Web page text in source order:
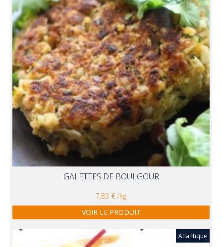
GALETTES DE BOULGOUR
7,83 € /kg
VOIR LE PRODUIT
Atlantique